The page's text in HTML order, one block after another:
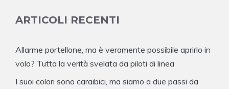
ARTICOLI RECENTI
Allarme portellone, ma è veramente possibile aprirlo in
volo? Tutta la verità svelata da piloti di linea
I suoi colori sono caraibici, ma siamo a due passi da